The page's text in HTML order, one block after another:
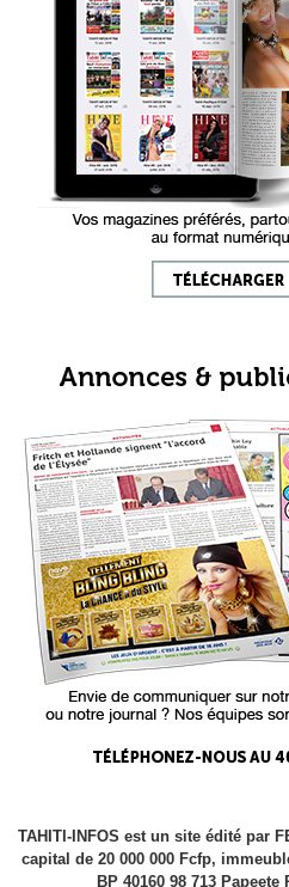
TAHITI-INFOS est un site édité par
capital de 20 000 000 Fcfp,
BP 40160 98 713